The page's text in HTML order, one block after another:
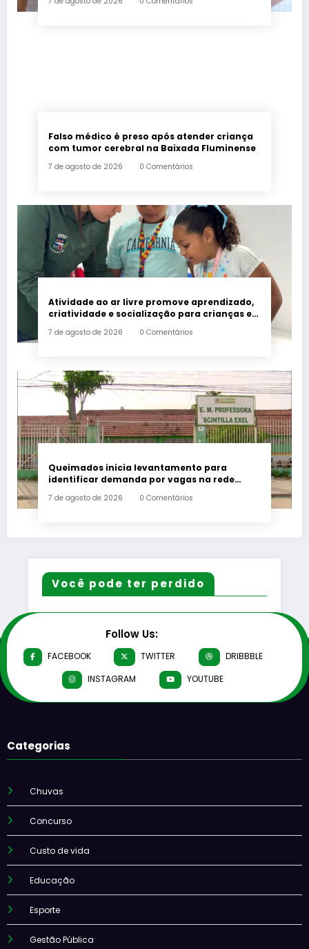
Falso médico é preso após atender criança
com tumor cerebral na Baixada Fluminense
7 de agosto de 2026 0 Comentários
Atividade ao ar livre promove aprendizado,
criatividade e socialização para crianças e
7 de agosto de 2026 0 Comentários
Queimados inicia levantamento para
identificar demanda por vagas na rede
7 de agosto de 2026 0 Comentários
Você pode ter perdido
Follow Us:
FACEBOOK TWITTER
DRIBBBLE
INSTAGRAM
YOUTUBE
Categorias
Chuvas
Concurso
Custo de vida
Educação
Esporte
Gestão Pública